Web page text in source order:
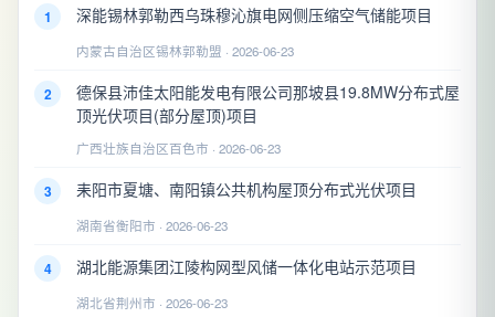
1 深能锡林郭勒西乌珠穆沁旗电网侧压缩空气储能项目
内蒙古自治区锡林郭勒盟 · 2026-06-23
2
德保县沛佳太阳能发电有限公司那坡县19.8MW分布式屋
顶光伏项目(部分屋顶)项目
广西壮族自治区百色市 · 2026-06-23
3 耒阳市夏塘、南阳镇公共机构屋顶分布式光伏项目
湖南省衡阳市 · 2026-06-23
4 湖北能源集团江陵构网型风储一体化电站示范项目
湖北省荆州市 · 2026-06-23